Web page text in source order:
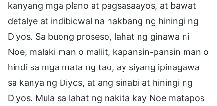
kanyang mga plano at pagsasaayos, at bawat
detalye at indibidwal na hakbang ng hiningi ng
Diyos. Sa buong proseso, lahat ng ginawa ni
Noe, malaki man o maliit, kapansin-pansin man o
hindi sa mga mata ng tao, ay siyang ipinagawa
sa kanya ng Diyos, at ang sinabi at hiningi ng
Diyos. Mula sa lahat ng nakita kay Noe matapos